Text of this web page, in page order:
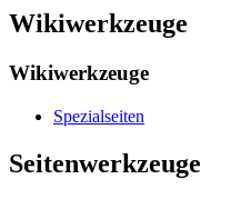
Wikiwerkzeuge
Wikiwerkzeuge
Spezialseiten
Seitenwerkzeuge